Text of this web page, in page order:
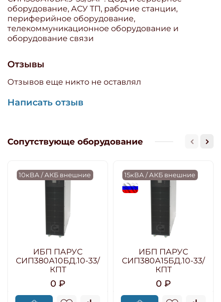
оборудование, АСУ ТП, рабочие станции,
периферийное оборудование,
телекоммуникационное оборудование и
оборудование связи
Отзывы
Отзывов еще никто не оставлял
Написать отзыв
Сопутствующе оборудование
10кВА / АКБ внешние
ИБП ПАРУС
СИП380А10БД.10-33/
КПТ
0 ₽
15кВА / АКБ внешние
flagRU
ИБП ПАРУС
СИП380А15БД.10-33/
КПТ
0 ₽